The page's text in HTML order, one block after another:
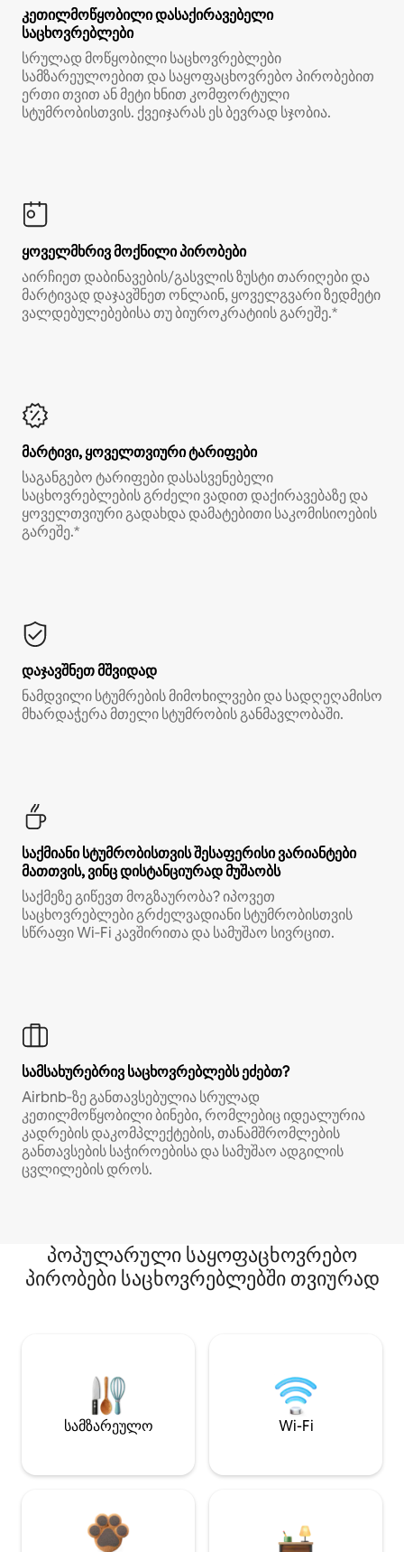
კეთილმოწყობილი დასაქირავებელი
საცხოვრებლები
სრულად მოწყობილი საცხოვრებლები
სამზარეულოებით და საყოფაცხოვრებო პირობებით
ერთი თვით ან მეტი ხნით კომფორტული
სტუმრობისთვის. ქვეიჯარას ეს ბევრად სჯობია.
ყოველმხრივ მოქნილი პირობები
აირჩიეთ დაბინავების/გასვლის ზუსტი თარიღები და
მარტივად დაჯავშნეთ ონლაინ, ყოველგვარი ზედმეტი
ვალდებულებებისა თუ ბიუროკრატიის გარეშე.*
მარტივი, ყოველთვიური ტარიფები
საგანგებო ტარიფები დასასვენებელი
საცხოვრებლების გრძელი ვადით დაქირავებაზე და
ყოველთვიური გადახდა დამატებითი საკომისიოების
გარეშე.*
დაჯავშნეთ მშვიდად
ნამდვილი სტუმრების მიმოხილვები და სადღეღამისო
მხარდაჭერა მთელი სტუმრობის განმავლობაში.
საქმიანი სტუმრობისთვის შესაფერისი ვარიანტები
მათთვის, ვინც დისტანციურად მუშაობს
საქმეზე გიწევთ მოგზაურობა? იპოვეთ
საცხოვრებლები გრძელვადიანი სტუმრობისთვის
სწრაფი Wi‑Fi კავშირითა და სამუშაო სივრცით.
სამსახურებრივ საცხოვრებლებს ეძებთ?
Airbnb‑ზე განთავსებულია სრულად
კეთილმოწყობილი ბინები, რომლებიც იდეალურია
კადრების დაკომპლექტების, თანამშრომლების
განთავსების საჭიროებისა და სამუშაო ადგილის
ცვლილების დროს.
პოპულარული საყოფაცხოვრებო
პირობები საცხოვრებლებში თვიურად
სამზარეულო Wi-Fi